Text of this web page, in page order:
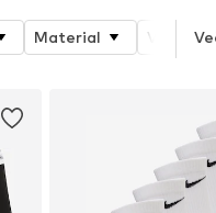
Material Vzorec